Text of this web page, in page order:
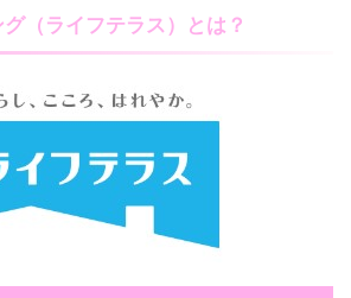
（ライフテラス）とは？